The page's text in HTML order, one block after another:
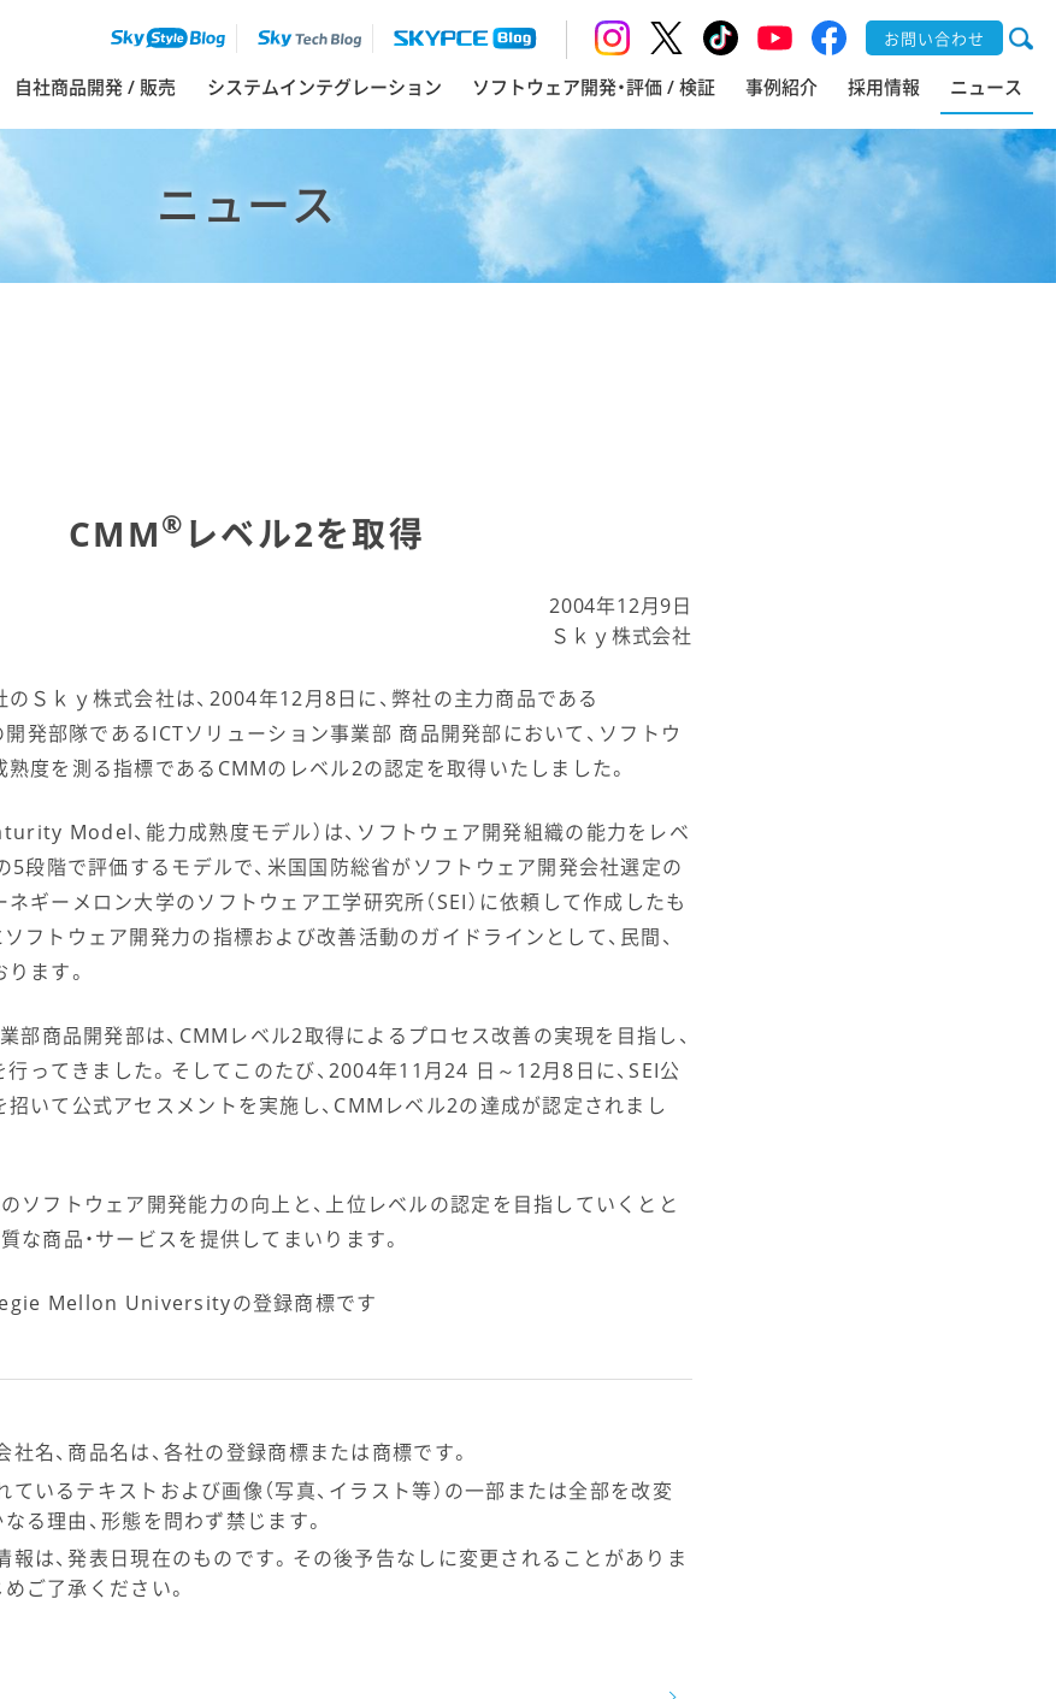
お問い合わせ
自社商品開発 / 販売 システムインテグレーション ソフトウェア開発・評価 / 検証 事例紹介 採用情報 ニュース
ニュース
CMM® レベル2を取得
2004年12月9日
Ｓｋｙ株式会社
Ｓｋｙ株式会社は、2004年12月8日に、弊社の主力商品である
発部隊であるICTソリューション事業部 商品開発部において、ソフトウ
度を測る指標であるCMMのレベル2の認定を取得いたしました。
Model、能力成熟度モデル）は、ソフトウェア開発組織の能力をレベ
5段階で評価するモデルで、米国国防総省がソフトウェア開発会社選定の
ギーメロン大学のソフトウェア工学研究所（SEI）に依頼して作成したも
フトウェア開発力の指標および改善活動のガイドラインとして、民間、
ます。
部商品開発部は、CMMレベル2取得によるプロセス改善の実現を目指し、
ってきました。そしてこのたび、2004年11月24 日～12月8日に、SEI公
いて公式アセスメントを実施し、CMMレベル2の達成が認定されまし
ソフトウェア開発能力の向上と、上位レベルの認定を目指していくとと
な商品・サービスを提供してまいります。
Mellon Universityの登録商標です
名、商品名は、各社の登録商標または商標です。
ているテキストおよび画像（写真、イラスト等）の一部または全部を改変
る理由、形態を問わず禁じます。
報は、発表日現在のものです。その後予告なしに変更されることがありま
ご了承ください。